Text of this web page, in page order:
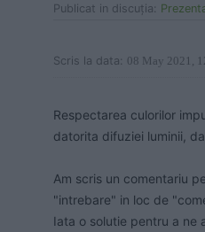
Publicat in discuţia:
Scris la data: 08 May 2021,
Respectarea culorilor
datorita difuziei luminii,
Am scris un comentariu
"intrebare" in loc de
Iata o solutie pentru a ne